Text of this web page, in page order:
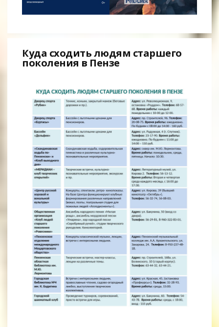
Куда сходить людям старшего
поколения в Пензе